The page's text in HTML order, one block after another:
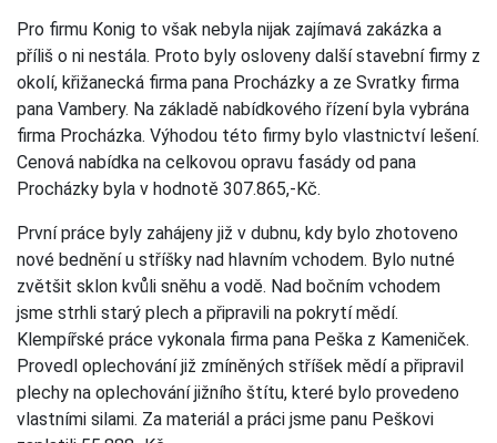
Pro firmu Konig to však nebyla nijak zajímavá zakázka a
příliš o ni nestála. Proto byly osloveny další stavební firmy z
okolí, křižanecká firma pana Procházky a ze Svratky firma
pana Vambery. Na základě nabídkového řízení byla vybrána
firma Procházka. Výhodou této firmy bylo vlastnictví lešení.
Cenová nabídka na celkovou opravu fasády od pana
Procházky byla v hodnotě 307.865,-Kč.
První práce byly zahájeny již v dubnu, kdy bylo zhotoveno
nové bednění u stříšky nad hlavním vchodem. Bylo nutné
zvětšit sklon kvůli sněhu a vodě. Nad bočním vchodem
jsme strhli starý plech a připravili na pokrytí mědí.
Klempířské práce vykonala firma pana Peška z Kameniček.
Provedl oplechování již zmíněných stříšek mědí a připravil
plechy na oplechování jižního štítu, které bylo provedeno
vlastními silami. Za materiál a práci jsme panu Peškovi